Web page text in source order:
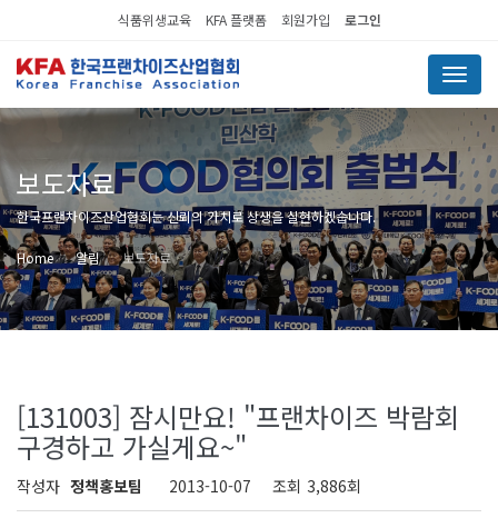
식품위생교육 KFA 플랫폼 회원가입 로그인
Menu
보도자료
한국프랜차이즈산업협회는 신뢰의 가치로 상생을 실현하겠습니다.
Home 알림 보도자료
[131003] 잠시만요! "프랜차이즈 박람회
구경하고 가실게요~"
작성자 정책홍보팀 2013-10-07 조회 3,886회